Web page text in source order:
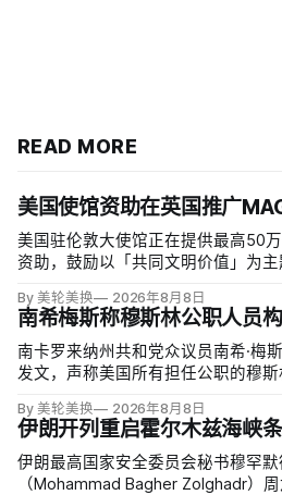
READ MORE
美国使馆资助在英国推广
美国驻伦敦大使馆正在提供最高50
资助，鼓励以「共同文明价值」为
念。英国自由民主党议员丽莎·斯玛
普政府用「MAGA资金」干预英国民
By 美轮美换 2026年8月8日
南希梅斯称穆斯林公职人员
南卡罗来纳州共和党众议员南希·梅
发文，声称美国所有担任公职的穆
默」。截至浏览器核验时，这条帖子
万次点赞、1万次转发和7800条回复
By 美轮美换 2026年8月8日
伊朗开列重启霍尔木兹海峡
伊朗最高国家安全委员会秘书穆罕默
（Mohammad Bagher Zolghadr）